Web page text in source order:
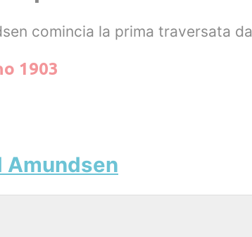
comincia la prima traversata
1903
Amundsen